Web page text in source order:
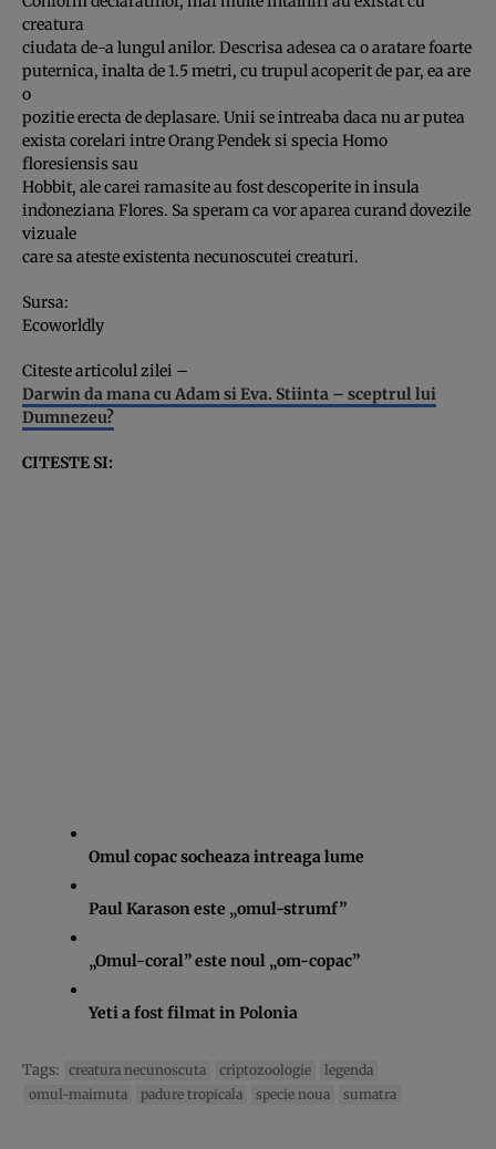
creatura
ciudata de-a lungul anilor. Descrisa adesea ca o aratare foarte
puternica, inalta de 1.5 metri, cu trupul acoperit de par, ea are
o
pozitie erecta de deplasare. Unii se intreaba daca nu ar putea
exista corelari intre Orang Pendek si specia Homo
floresiensis sau
Hobbit, ale carei ramasite au fost descoperite in insula
indoneziana Flores. Sa speram ca vor aparea curand dovezile
vizuale
care sa ateste existenta necunoscutei creaturi.
Sursa:
Ecoworldly
Citeste articolul zilei –
Darwin da mana cu Adam si Eva. Stiinta – sceptrul lui
Dumnezeu?
CITESTE SI:
Omul copac socheaza intreaga lume
Paul Karason este „omul-strumf”
„Omul-coral” este noul „om-copac”
Yeti a fost filmat in Polonia
Tags: creatura necunoscuta criptozoologie
legenda
omul-maimuta
padure tropicala specie noua sumatra